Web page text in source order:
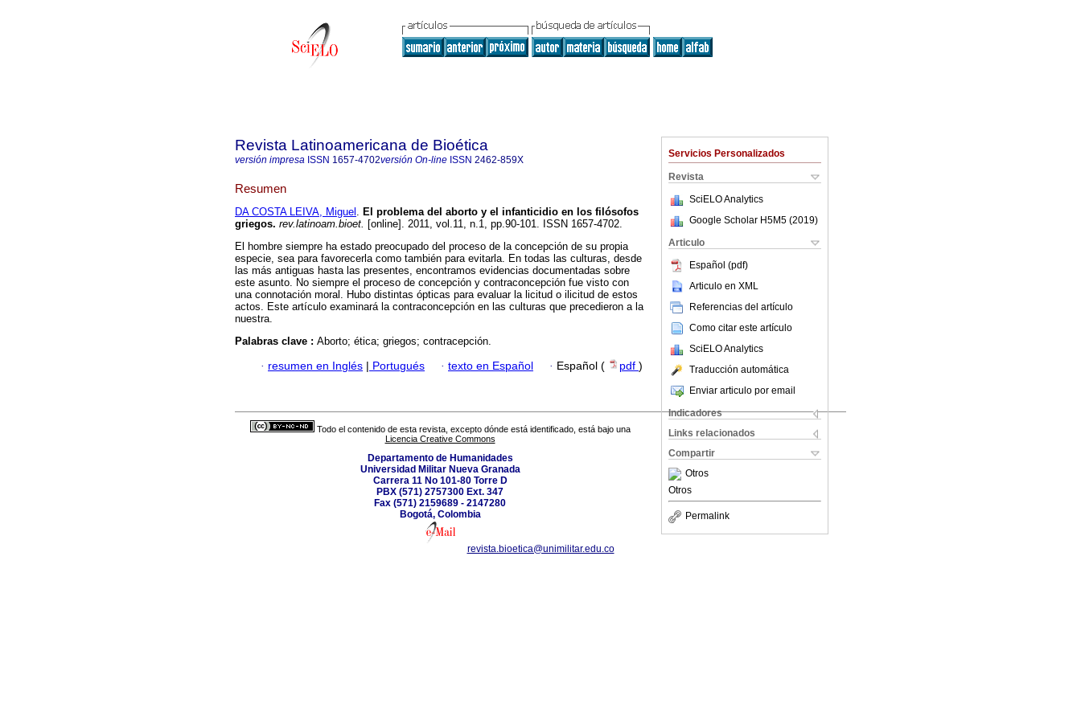
Servicios Personalizados
Revista
SciELO Analytics
Google Scholar H5M5 (2019)
Articulo
Español (pdf)
Articulo en XML
Referencias del artículo
Como citar este artículo
SciELO Analytics
Traducción automática
Enviar articulo por email
Indicadores
Links relacionados
Compartir
Otros
Otros
Permalink
Revista Latinoamericana de Bioética
versión impresa ISSN 1657-4702versión On-line ISSN 2462-859X
Resumen
DA COSTA LEIVA, Miguel . El problema del aborto y el infanticidio en los filósofos
griegos. rev.latinoam.bioet. [online]. 2011, vol.11, n.1, pp.90-101. ISSN 1657-4702.
El hombre siempre ha estado preocupado del proceso de la concepción de su propia
especie, sea para favorecerla como también para evitarla. En todas las culturas, desde
las más antiguas hasta las presentes, encontramos evidencias documentadas sobre
este asunto. No siempre el proceso de concepción y contraconcepción fue visto con
una connotación moral. Hubo distintas ópticas para evaluar la licitud o ilicitud de estos
actos. Este artículo examinará la contraconcepción en las culturas que precedieron a la
nuestra.
Palabras clave : Aborto; ética; griegos; contracepción.
· resumen en Inglés | Portugués · texto en Español · Español ( pdf )
Todo el contenido de esta revista, excepto dónde está identificado, está bajo una
Licencia Creative Commons
Departamento de Humanidades
Universidad Militar Nueva Granada
Carrera 11 No 101-80 Torre D
PBX (571) 2757300 Ext. 347
Fax (571) 2159689 - 2147280
Bogotá, Colombia
revista.bioetica@unimilitar.edu.co